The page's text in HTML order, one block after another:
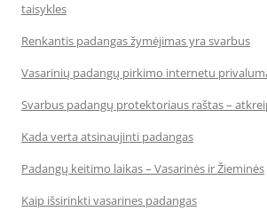
taisykles
Renkantis padangas žymėjimas yra svarbus
Vasarinių padangų pirkimo internetu
Svarbus padangų protektoriaus raštas –
Kada verta atsinaujinti padangas
Padangų keitimo laikas – Vasarinės ir Žieminės
Kaip išsirinkti vasarines padangas